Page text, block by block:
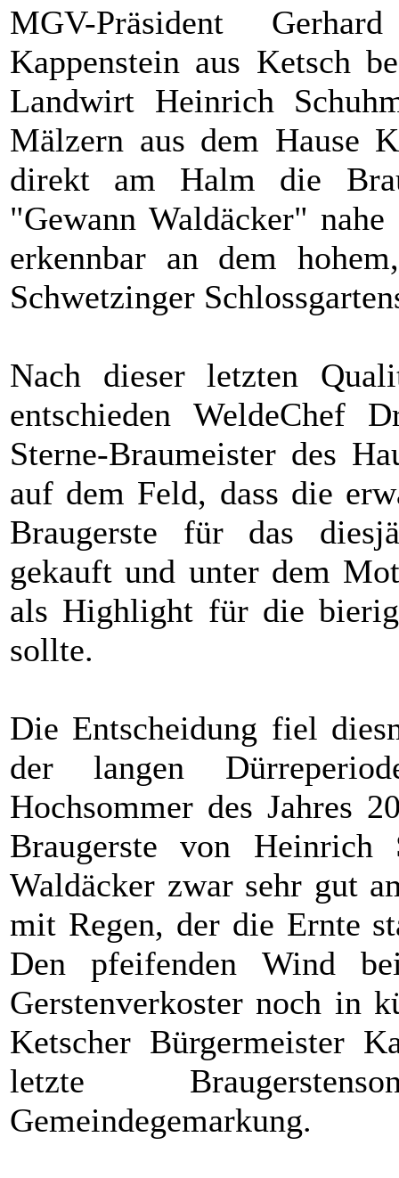
MGV-Präsident
Kappenstein aus Ketsch
Landwirt Heinrich
Mälzern aus dem Hause
direkt am Halm die
"Gewann Waldäcker"
erkennbar an dem
Schwetzinger
Nach dieser letzten
entschieden WeldeChef
Sterne-Braumeister des
auf dem Feld, dass die
Braugerste für das
gekauft und unter dem
als Highlight für die
sollte.
Die Entscheidung fiel
der langen
Hochsommer des Jahres
Braugerste von Heinrich
Waldäcker zwar sehr gut
mit Regen, der die Ernte
Den pfeifenden Wind
Gerstenverkoster noch in
Ketscher Bürgermeister
letzte
Gemeindegemarkung.